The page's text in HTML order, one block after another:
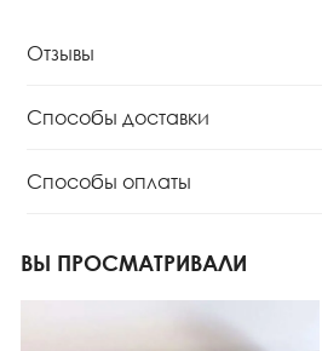
Отзывы
Способы доставки
Способы оплаты
ВЫ ПРОСМАТРИВАЛИ